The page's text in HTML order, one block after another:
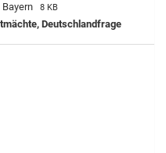
8 KB
Deutschlandfrage